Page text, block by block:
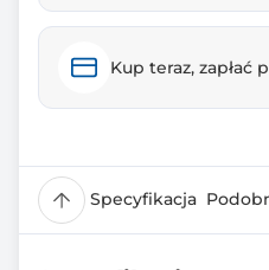
Kup teraz, zapłać
Specyfikacja